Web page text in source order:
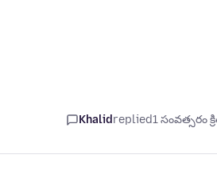
Khalidreplied1 సంవత్సరం